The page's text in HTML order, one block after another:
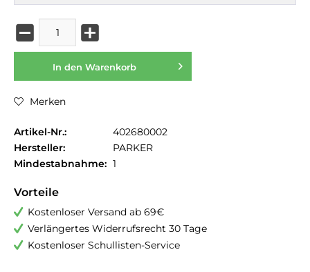
In den Warenkorb
Merken
Artikel-Nr.:
402680002
Hersteller:
PARKER
Mindestabnahme: 1
Vorteile
Kostenloser Versand ab 69€
Verlängertes Widerrufsrecht 30 Tage
Kostenloser Schullisten-Service